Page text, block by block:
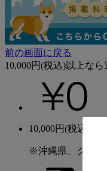
前の画面に戻る
10,000円(税込)以上なら
10,000円(税込)以
※沖縄県、クール